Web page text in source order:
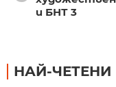
и БНТ 3
НАЙ-ЧЕТЕНИ